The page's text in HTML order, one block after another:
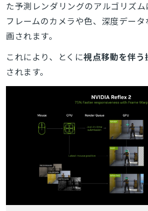
た予測レンダリングのアルゴリズ
フレームのカメラや色、深度デー
画されます。
これにより、とくに視点移動を伴
されます。